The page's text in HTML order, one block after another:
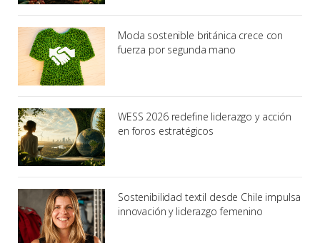
Moda sostenible británica crece con
fuerza por segunda mano
WESS 2026 redefine liderazgo y acción
en foros estratégicos
Sostenibilidad textil desde Chile impulsa
innovación y liderazgo femenino